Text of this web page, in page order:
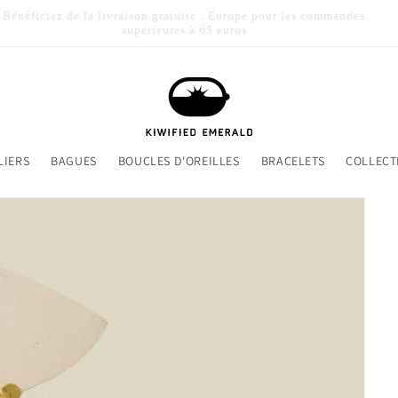
Bénéficiez de la livraison gratuite : Europe pour les commandes
supérieures à 65 euros
BAGUES BOUCLES D'OREILLES BRACELETS